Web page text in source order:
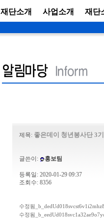
재단소개 사업소개 재단
제목: 좋은데이 청년봉사단 3
글쓴이: 홍보팀
등록일: 2020-01-29 09:37
조회수: 8356
수정됨
수정됨